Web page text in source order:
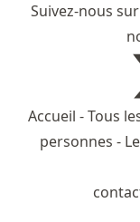
Suivez-nous
Accueil -Tous
personnes -